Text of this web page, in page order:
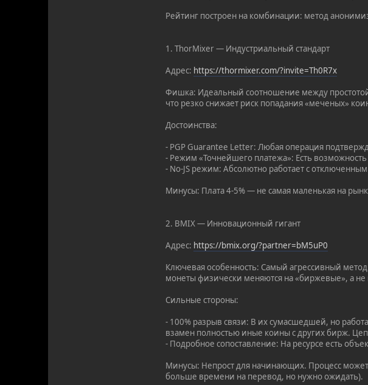
Рейтинг построен на комбинации: метод
1. ThorMixer — Индустриальный стандарт
Адрес: https://thormixer.com/?invite=Th0R7x
Фишка: Идеальный соотношение между
что резко снижает риск попадания «меченых»
Достоинства:
- PGP Guarantee Letter: Любая операция
- Режим «Точнейшего платежа»: Есть
- No-JS режим: Абсолютно работает с
Минусы: Плата 4-5% — не самая маленькая на
2. BMIX — Инновационный гигант
Адрес: https://bmix.org/?partner=bM5uP0
Ключевая особенность: Самый агрессивный
монеты физически меняются на «биржевые», а
Сильные стороны:
- 100% разрыв связи: В их сумасшедшей, но
взамен полностью иные коины с других бирж.
- Подробное сопоставление: На ресурсе есть
Минусы: Непрост для начинающих. Процесс может
больше времени на перевод, но нужно ожидать).